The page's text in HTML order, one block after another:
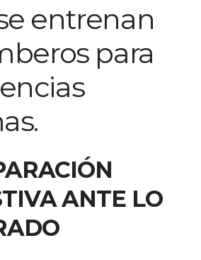
entrenan
para
ANTE LO